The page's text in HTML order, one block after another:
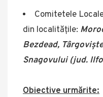
Comitetele
din localitățile:
Bezdead,
Snagovului (jud.
Obiective urmărite: